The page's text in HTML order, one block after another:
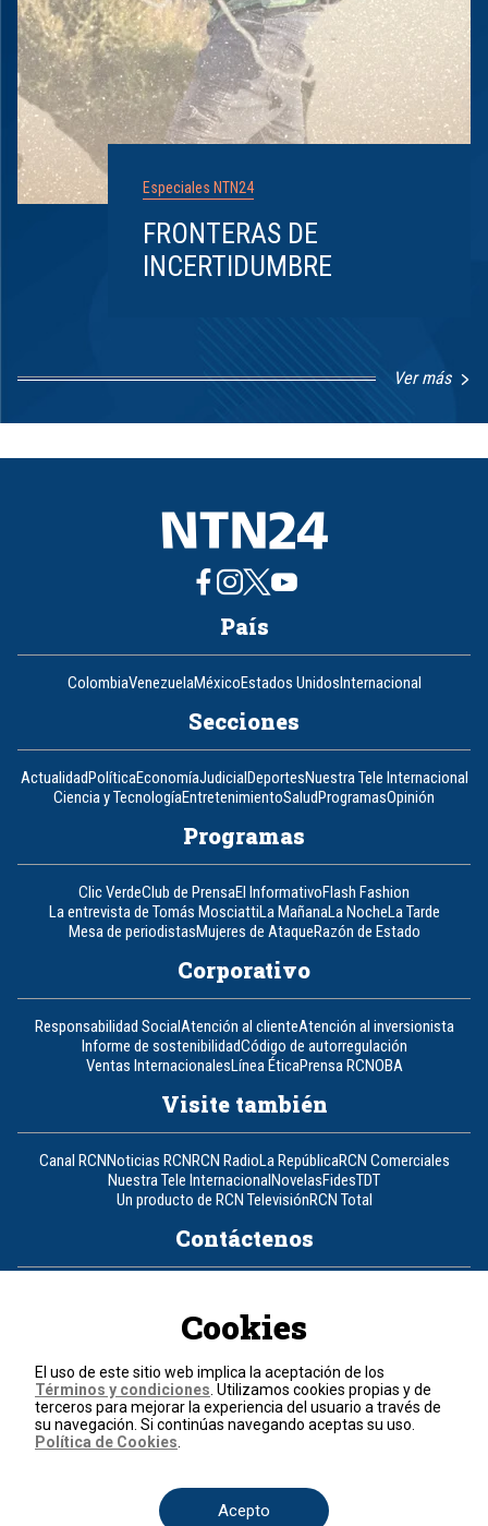
Especiales NTN24
FRONTERAS DE
INCERTIDUMBRE
Ver más
1
8
País
ColombiaVenezuelaMéxicoEstados UnidosInternacional
Secciones
ActualidadPolíticaEconomíaJudicialDeportesNuestra Tele Internacional
Ciencia y TecnologíaEntretenimientoSaludProgramasOpinión
Programas
Clic VerdeClub de PrensaEl InformativoFlash Fashion
La entrevista de Tomás MosciattiLa MañanaLa NocheLa Tarde
Mesa de periodistasMujeres de AtaqueRazón de Estado
Corporativo
Responsabilidad SocialAtención al clienteAtención al inversionista
Informe de sostenibilidadCódigo de autorregulación
Ventas InternacionalesLínea ÉticaPrensa RCNOBA
Visite también
Canal RCNNoticias RCNRCN RadioLa RepúblicaRCN Comerciales
Nuestra Tele InternacionalNovelasFidesTDT
Un producto de RCN TelevisiónRCN Total
Contáctenos
Política de cookies
Términos y condiciones
© 2026, RCN Medios.
Todos los derechos reservados.
Cookies
El uso de este sitio web implica la aceptación de los
Términos y condiciones . Utilizamos cookies propias y de
terceros para mejorar la experiencia del usuario a través de
su navegación. Si continúas navegando aceptas su uso.
Política de Cookies
Acepto